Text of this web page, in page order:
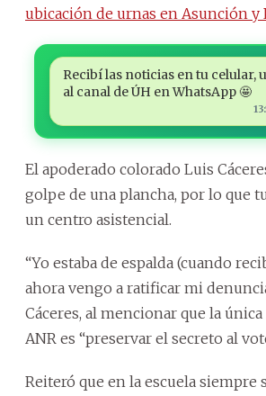
ubicación de urnas en Asunción y
Recibí las noticias en tu celular,
al canal de ÚH en WhatsApp 🤩
El apoderado colorado Luis
golpe de una plancha, por lo que
un centro asistencial.
“Yo estaba de espalda (cuando
ahora vengo a ratificar mi
Cáceres, al mencionar que la
ANR es “preservar el secreto al
Reiteró que en la escuela siempre